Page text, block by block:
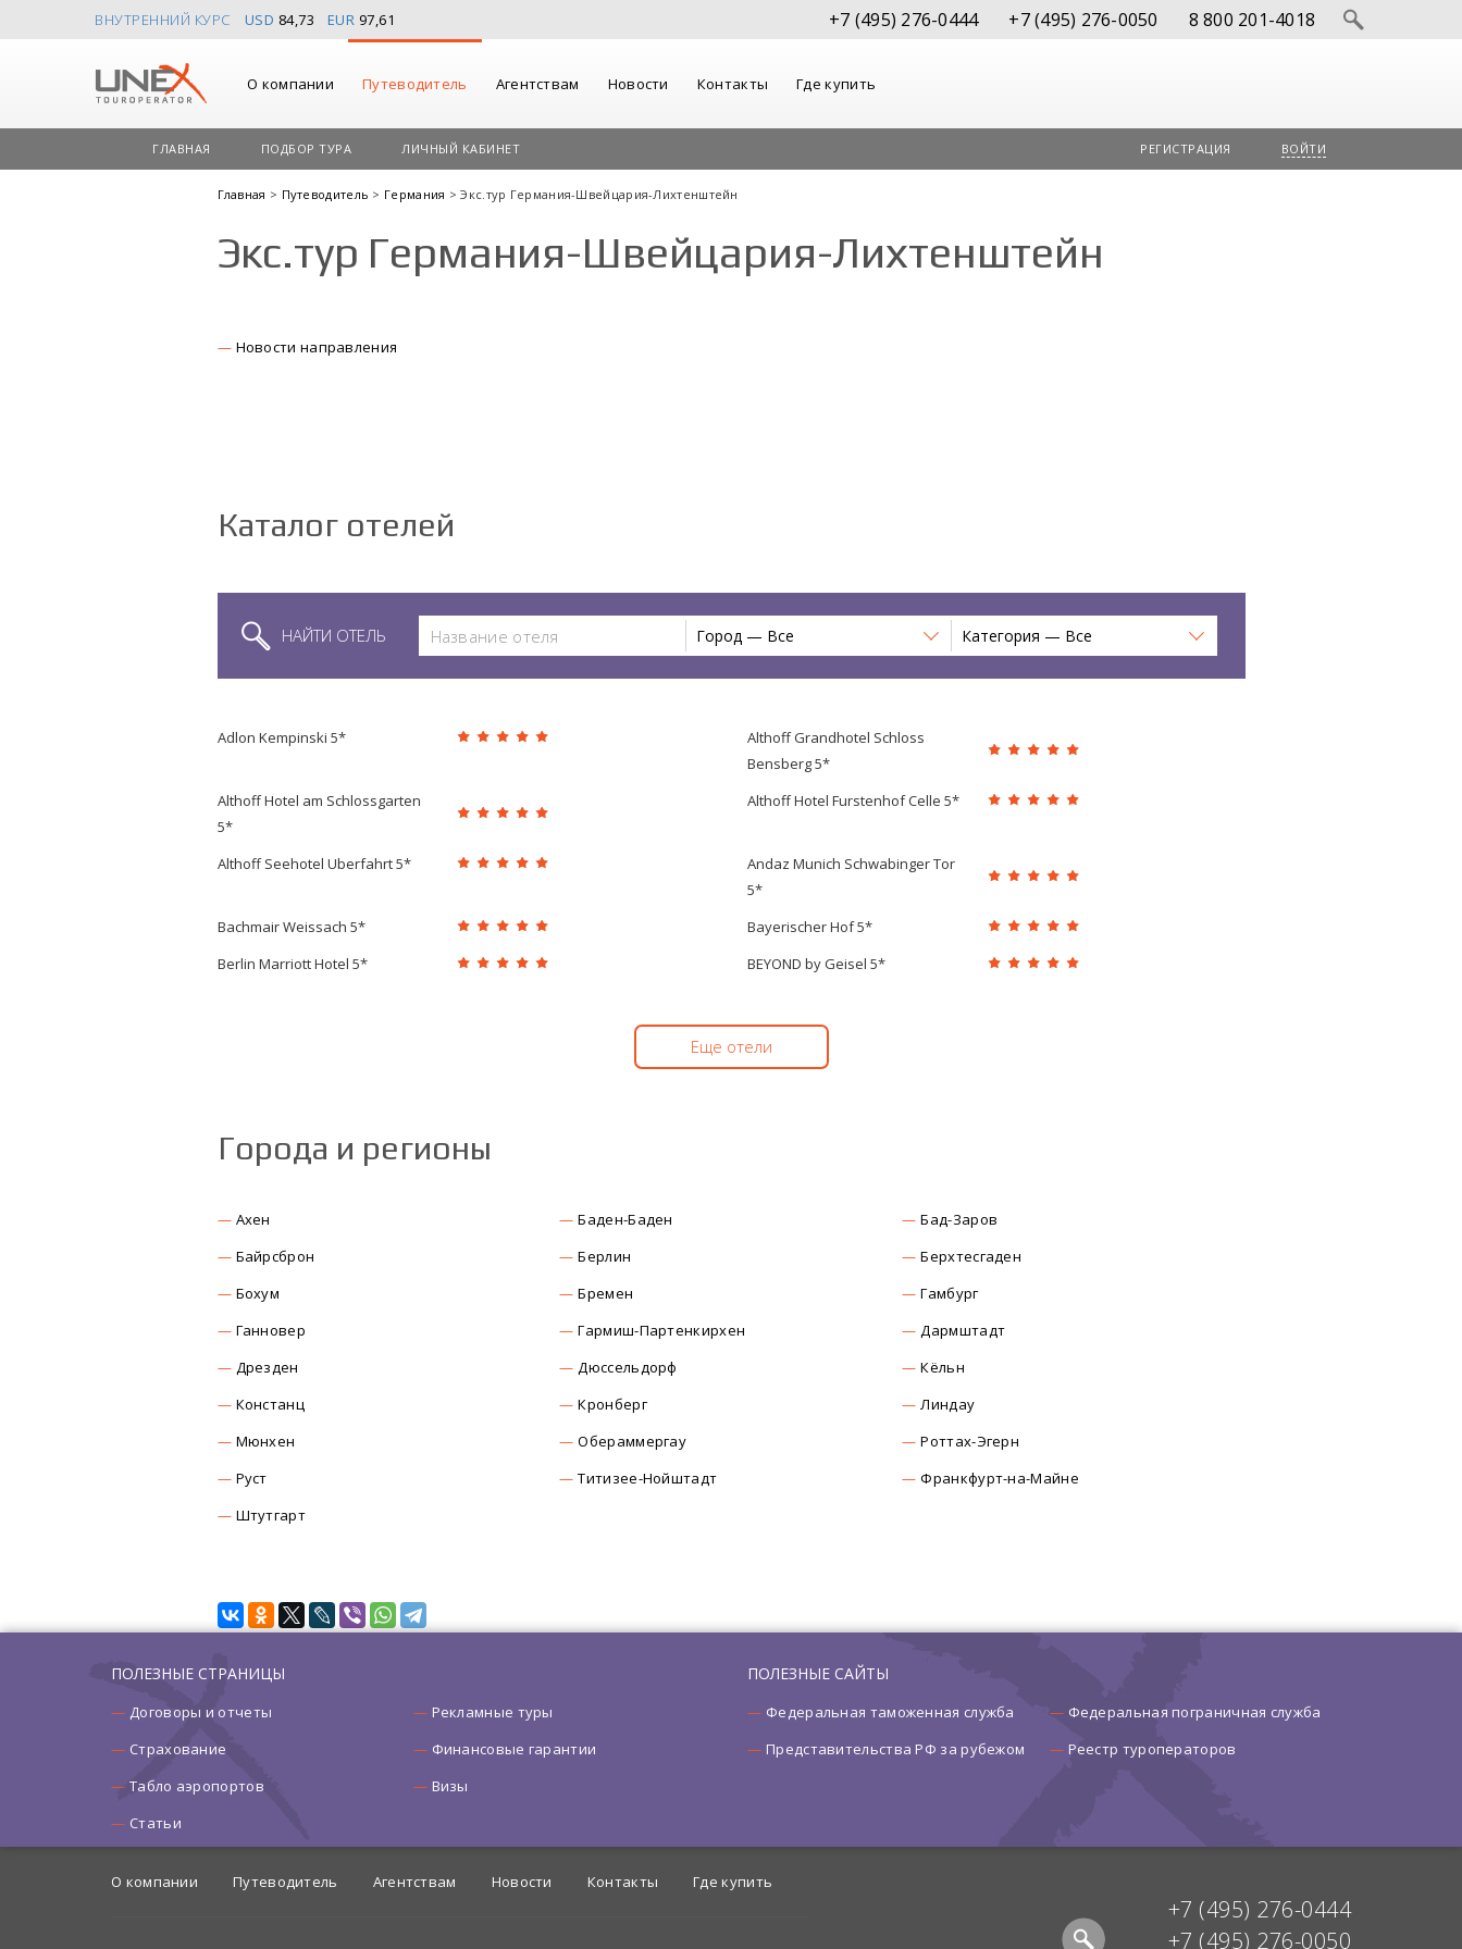
ВНУТРЕННИЙ КУРС USD 84,73 EUR 97,61 +7 (495) 276-0444 +7 (495) 276-0050 8 800 201-4018
О компании Путеводитель Агентствам Новости Контакты Где купить
ГЛАВНАЯ ПОДБОР ТУРА ЛИЧНЫЙ КАБИНЕТ РЕГИСТРАЦИЯ ВОЙТИ
Главная > Путеводитель > Германия > Экс.тур Германия-Швейцария-Лихтенштейн
Экс.тур Германия-Швейцария-Лихтенштейн
Новости направления
Каталог отелей
НАЙТИ ОТЕЛЬ Город — Все Категория — Все
Adlon Kempinski 5*
Althoff Grandhotel Schloss
Bensberg 5*
Althoff Hotel am Schlossgarten
5*
Althoff Hotel Furstenhof Celle 5*
Althoff Seehotel Uberfahrt 5*
Andaz Munich Schwabinger Tor
5*
Bachmair Weissach 5*
Bayerischer Hof 5*
Berlin Marriott Hotel 5*
BEYOND by Geisel 5*
Еще отели
Города и регионы
Ахен Баден-Баден
Бад-Заров
Байрсброн
Берлин
Берхтесгаден
Бохум
Бремен
Гамбург
Ганновер
Гармиш-Партенкирхен
Дармштадт
Дрезден
Дюссельдорф
Кёльн
Констанц
Кронберг
Линдау
Мюнхен
Обераммергау
Роттах-Эгерн
Руст
Титизее-Нойштадт
Франкфурт-на-Майне
Штутгарт
ПОЛЕЗНЫЕ СТРАНИЦЫ
Договоры и отчеты
Рекламные туры
Страхование
Финансовые гарантии
Табло аэропортов
Визы
Статьи
ПОЛЕЗНЫЕ САЙТЫ
Федеральная таможенная служба
Федеральная пограничная служба
Представительства РФ за рубежом
Реестр туроператоров
+7 (495) 276-0444
+7 (495) 276-0050
О компании Путеводитель Агентствам Новости Контакты Где купить